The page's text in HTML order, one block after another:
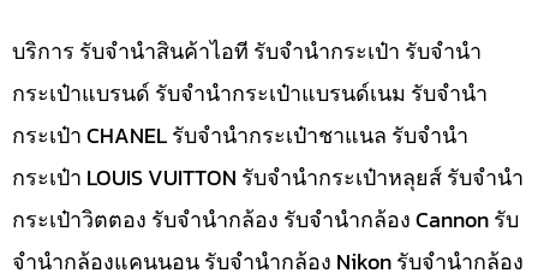
บริการ รับจำนำสินค้าไอที รับจำนำกระเป๋า รับจำนำ
กระเป๋าแบรนด์ รับจำนำกระเป๋าแบรนด์เนม รับจำนำ
กระเป๋า CHANEL รับจำนำกระเป๋าชาแนล รับจำนำ
กระเป๋า LOUIS VUITTON รับจำนำกระเป๋าหลุยส์ รับจำนำ
กระเป๋าวิตตอง รับจำนำกล้อง รับจำนำกล้อง Cannon รับ
จำนำกล้องแคนนอน รับจำนำกล้อง Nikon รับจำนำกล้อง